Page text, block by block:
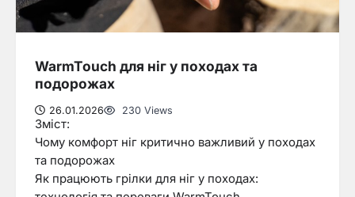
WarmTouch для ніг у походах та
подорожах
26.01.2026 230 Views
Зміст:
Чому комфорт ніг критично важливий у походах
та подорожах
Як працюють грілки для ніг у походах: